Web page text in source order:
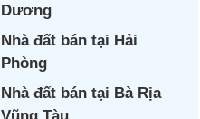
Dương
Nhà đất bán tại Hải
Phòng
Nhà đất bán tại Bà Rịa